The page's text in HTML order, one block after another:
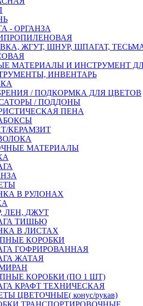
- ОРГАНЗА
ЖГУТ, ШНУР, ШПАГАТ,
МАТЕРИАЛЫ И ИНСТРУМЕНТ
ИНВЕНТАРЬ
/ ПОДКОРМКА ДЛЯ ЦВЕТОВ
/ ПОДДОНЫ
ПЕНА
КЕРАМЗИТ
МАТЕРИАЛЫ
В РУЛОНАХ
ЛЕН, ДЖУТ
ТИШЬЮ
В ЛИСТАХ
КОРОБКИ
ГОФРИРОВАННАЯ
ЖАТАЯ
КОРОБКИ (ПО 1 ШТ)
КРАФТ ТЕХНИЧЕСКАЯ
ЦВЕТОЧНЫЕ( конус/рукав)
ТРАНСПОРТИРОВОЧНЫЕ